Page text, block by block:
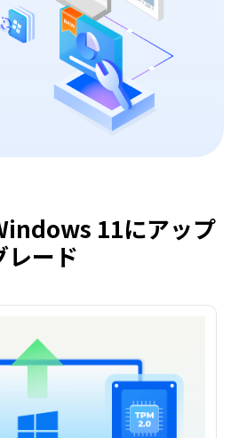
11にアップ
レード